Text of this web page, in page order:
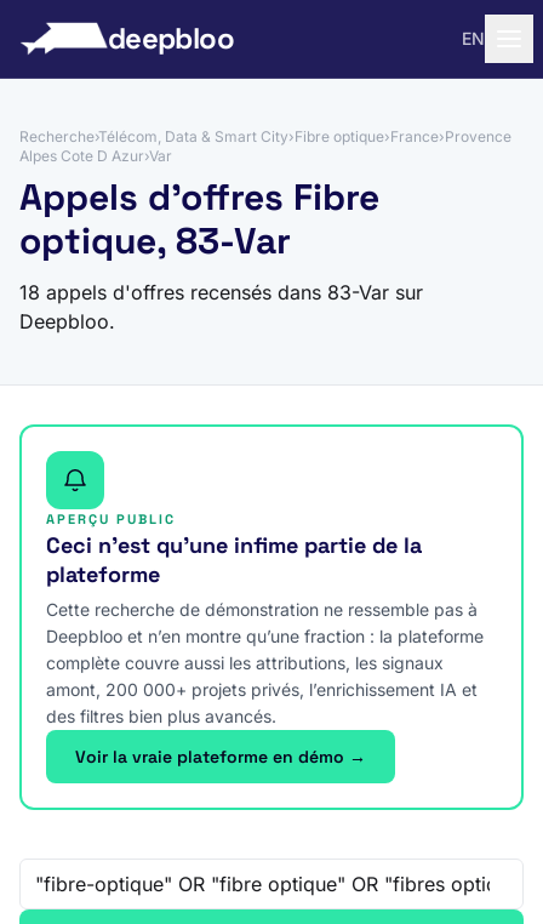
deepbloo EN
Recherche›Télécom, Data & Smart City›Fibre optique›France›Provence
Alpes Cote D Azur›Var
Appels d'offres Fibre
optique, 83-Var
18 appels d'offres recensés dans 83-Var sur
Deepbloo.
APERÇU PUBLIC
Ceci n’est qu’une infime partie de la
plateforme
Cette recherche de démonstration ne ressemble pas à
Deepbloo et n’en montre qu’une fraction : la plateforme
complète couvre aussi les attributions, les signaux
amont, 200 000+ projets privés, l’enrichissement IA et
des filtres bien plus avancés.
Voir la vraie plateforme en démo →
Recherche libre